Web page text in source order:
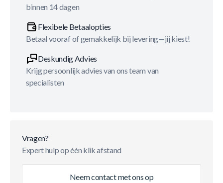
binnen 14 dagen
Flexibele Betaalopties
Betaal vooraf of gemakkelijk bij levering—jij kiest!
Deskundig Advies
Krijg persoonlijk advies van ons team van
specialisten
Vragen?
Expert hulp op één klik afstand
Neem contact met ons op